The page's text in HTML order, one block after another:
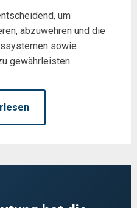
um
abzuwehren und die
sowie
gewährleisten.